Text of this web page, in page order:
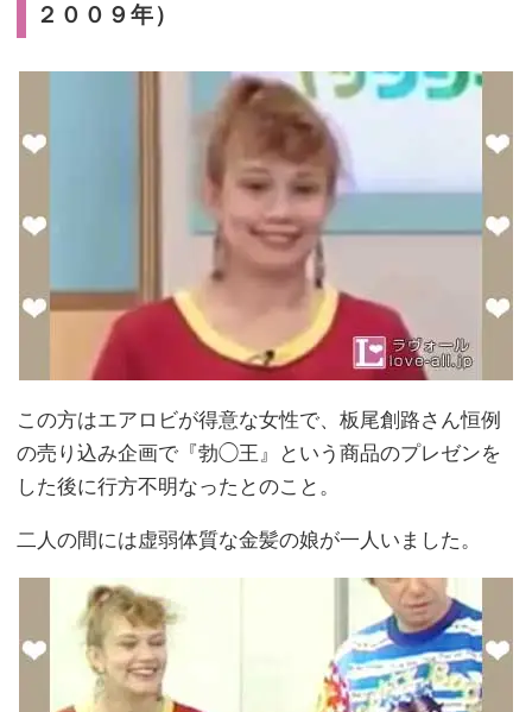
２００９年）
この方はエアロビが得意な女性で、板尾創路さん恒例
の売り込み企画で『勃◯王』という商品のプレゼンを
した後に行方不明なったとのこと。
二人の間には虚弱体質な金髪の娘が一人いました。